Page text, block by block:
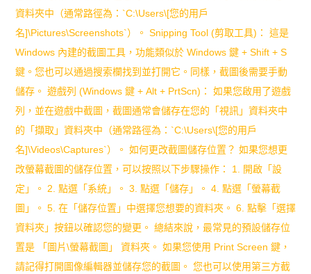
資料夾中（通常路徑為：`C:\Users\[您的用戶
名]\Pictures\Screenshots`）。 Snipping Tool (剪取工具)： 這是
Windows 內建的截圖工具，功能類似於 Windows 鍵 + Shift + S
鍵。您也可以通過搜索欄找到並打開它。同樣，截圖後需要手動
儲存。 遊戲列 (Windows 鍵 + Alt + PrtScn)： 如果您啟用了遊戲
列，並在遊戲中截圖，截圖通常會儲存在您的「視訊」資料夾中
的「擷取」資料夾中（通常路徑為：`C:\Users\[您的用戶
名]\Videos\Captures`）。 如何更改截圖儲存位置？ 如果您想更
改螢幕截圖的儲存位置，可以按照以下步驟操作： 1. 開啟「設
定」。 2. 點選「系統」。 3. 點選「儲存」。 4. 點選「螢幕截
圖」。 5. 在「儲存位置」中選擇您想要的資料夾。 6. 點擊「選擇
資料夾」按鈕以確認您的變更。 總結來說，最常見的預設儲存位
置是 「圖片\螢幕截圖」 資料夾。 如果您使用 Print Screen 鍵，
請記得打開圖像編輯器並儲存您的截圖。 您也可以使用第三方截